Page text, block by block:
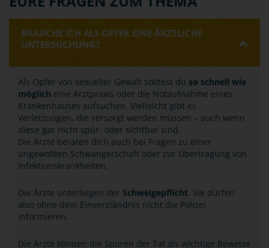
BRAUCHE ICH ALS OPFER EINE ÄRZTLICHE
UNTERSUCHUNG?
Als Opfer von sexueller Gewalt solltest du so schnell wie
möglich eine Arztpraxis oder die Notaufnahme eines
Krankenhauses aufsuchen. Vielleicht gibt es
Verletzungen, die versorgt werden müssen – auch wenn
diese gar nicht spür- oder sichtbar sind.
Die Ärzte beraten dich auch bei Fragen zu einer
ungewollten Schwangerschaft oder zur Übertragung von
Infektionskrankheiten.
Die Ärzte unterliegen der Schweigepflicht. Sie dürfen
also ohne dein Einverständnis nicht die Polizei
informieren.
Die Ärzte können die Spuren der Tat als wichtige Beweise